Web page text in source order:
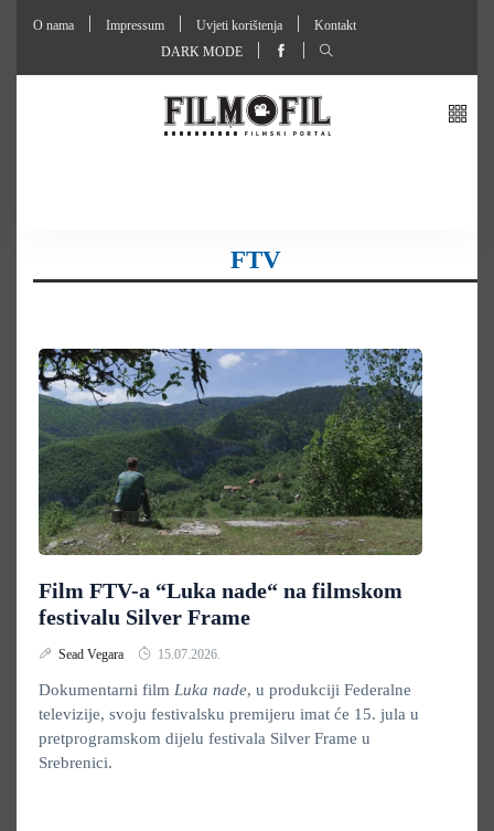
O nama Impressum Uvjeti korištenja
Kontakt
DARK MODE
FTV
Film FTV-a “Luka nade“ na filmskom
festivalu Silver Frame
Sead Vegara 15.07.2026.
Dokumentarni film Luka nade, u produkciji Federalne
televizije, svoju festivalsku premijeru imat će 15. jula u
pretprogramskom dijelu festivala Silver Frame u
Srebrenici.